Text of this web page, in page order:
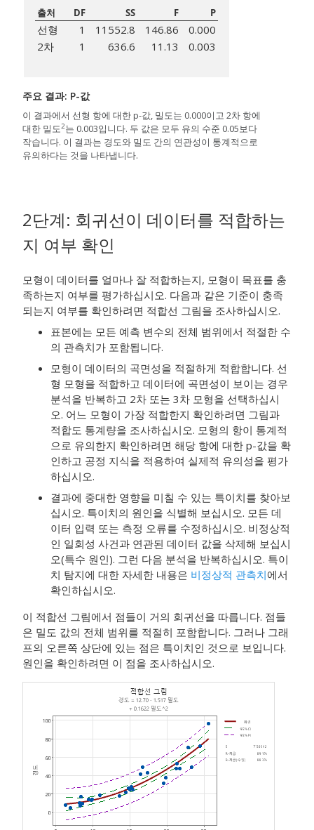
출처 DF SS F P
선형 1 11552.8 146.86
0.000
2차
1 636.6 11.13 0.003
주요 결과: P-값
이 결과에서 선형 항에 대한 p-값, 밀도는 0.000이고 2차 항에
대한 밀도2는 0.003입니다. 두 값은 모두 유의 수준 0.05보다
작습니다. 이 결과는 경도와 밀도 간의 연관성이 통계적으로
유의하다는 것을 나타냅니다.
2단계: 회귀선이 데이터를 적합하는
지 여부 확인
모형이 데이터를 얼마나 잘 적합하는지, 모형이 목표를 충
족하는지 여부를 평가하십시오. 다음과 같은 기준이 충족
되는지 여부를 확인하려면 적합선 그림을 조사하십시오.
표본에는 모든 예측 변수의 전체 범위에서 적절한 수
의 관측치가 포함됩니다.
모형이 데이터의 곡면성을 적절하게 적합합니다. 선
형 모형을 적합하고 데이터에 곡면성이 보이는 경우
분석을 반복하고 2차 또는 3차 모형을 선택하십시
오. 어느 모형이 가장 적합한지 확인하려면 그림과
적합도 통계량을 조사하십시오. 모형의 항이 통계적
으로 유의한지 확인하려면 해당 항에 대한 p-값을 확
인하고 공정 지식을 적용하여 실제적 유의성을 평가
하십시오.
결과에 중대한 영향을 미칠 수 있는 특이치를 찾아보
십시오. 특이치의 원인을 식별해 보십시오. 모든 데
이터 입력 또는 측정 오류를 수정하십시오. 비정상적
인 일회성 사건과 연관된 데이터 값을 삭제해 보십시
오(특수 원인). 그런 다음 분석을 반복하십시오. 특이
치 탐지에 대한 자세한 내용은 비정상적 관측치에서
확인하십시오.
이 적합선 그림에서 점들이 거의 회귀선을 따릅니다. 점들
은 밀도 값의 전체 범위를 적절히 포함합니다. 그러나 그래
프의 오른쪽 상단에 있는 점은 특이치인 것으로 보입니다.
원인을 확인하려면 이 점을 조사하십시오.